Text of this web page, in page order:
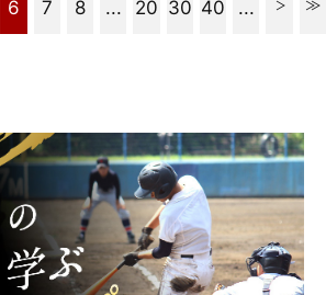
6 7 8 ... 20 30 40 ...